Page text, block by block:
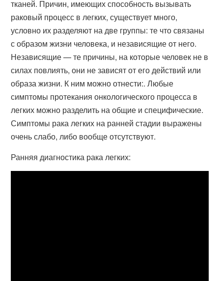
тканей. Причин, имеющих способность вызывать
раковый процесс в легких, существует много,
условно их разделяют на две группы: те что связаны
с образом жизни человека, и независящие от него.
Независящие — те причины, на которые человек не в
силах повлиять, они не зависят от его действий или
образа жизни. К ним можно отнести:. Любые
симптомы протекания онкологического процесса в
легких можно разделить на общие и специфические.
Симптомы рака легких на ранней стадии выражены
очень слабо, либо вообще отсутствуют.
Ранняя диагностика рака легких: